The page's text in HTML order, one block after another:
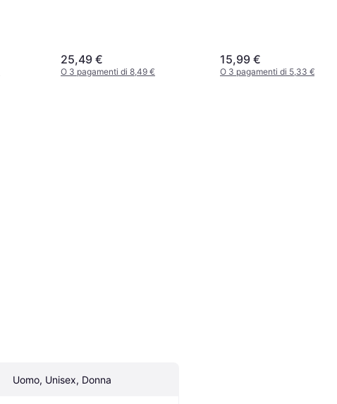
25,49 €
O 3 pagamenti di 8,49 €
15,99 €
O 3 pagamenti di 5,33 €
Uomo, Unisex, Donna